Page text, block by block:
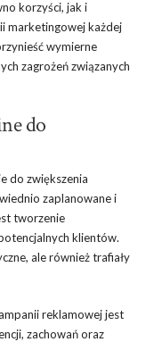
korzyści, jak i
marketingowej każdej
wymierne
zagrożeń związanych
do
do zwiększenia
zaplanowane i
tworzenie
klientów.
ale również trafiały
reklamowej jest
zachowań oraz